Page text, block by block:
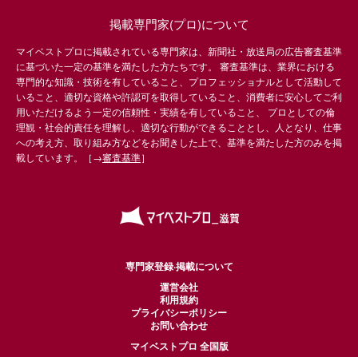
掲載専門家(プロ)について
マイベストプロに掲載されている専門家は、新聞社・放送局の広告審査基準
に基づいた一定の基準を満たした方たちです。 審査基準は、業界における
専門的な知識・技術を有していること、プロフェッショナルとして活動して
いること、適切な資格や許認可を取得していること、消費者に安心してご利
用いただけるよう一定の信頼性・実績を有していること、 プロとしての倫
理観・社会的責任を理解し、適切な行動ができることとし、人となり、仕事
への考え方、取り組み方などをお聞きした上で、基準を満たした方のみを掲
載しています。［→審査基準］
専門家登録·掲載について
運営会社
利用規約
プライバシーポリシー
お問い合わせ
マイベストプロ 全国版